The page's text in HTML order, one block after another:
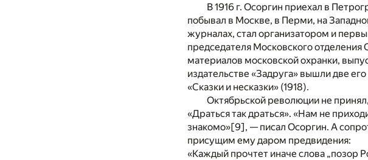
В 1916 г. Осоргин приехал в
побывал в Москве, в Перми, на
журналах, стал организатором и
председателя Московского
материалов московской охранки,
издательстве «Задруга» вышли две
«Сказки и несказки» (1918).
Октябрьской революции не принял,
«Драться так драться». «Нам не
знакомо»[9], — писал Осоргин. А
присущим ему даром предвидения:
«Каждый прочтет иначе слова „позор